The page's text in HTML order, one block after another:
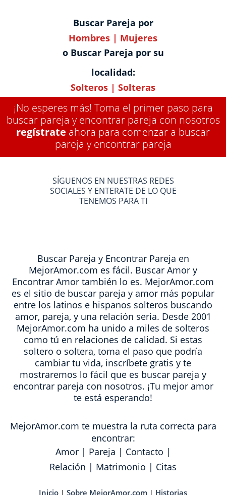
Buscar Pareja por
Hombres | Mujeres
o Buscar Pareja por su
localidad:
Solteros | Solteras
¡No esperes más! Toma el primer paso para
buscar pareja y encontrar pareja con nosotros
regístrate ahora para comenzar a buscar
pareja y encontrar pareja
SÍGUENOS EN NUESTRAS REDES
SOCIALES Y ENTERATE DE LO QUE
TENEMOS PARA TI
Buscar Pareja y Encontrar Pareja en
MejorAmor.com es fácil. Buscar Amor y
Encontrar Amor también lo es. MejorAmor.com
es el sitio de buscar pareja y amor más popular
entre los latinos e hispanos solteros buscando
amor, pareja, y una relación seria. Desde 2001
MejorAmor.com ha unido a miles de solteros
como tú en relaciones de calidad. Si estas
soltero o soltera, toma el paso que podría
cambiar tu vida, inscríbete gratis y te
mostraremos lo fácil que es buscar pareja y
encontrar pareja con nosotros. ¡Tu mejor amor
te está esperando!
MejorAmor.com te muestra la ruta correcta para
encontrar:
Amor| Pareja | Contacto |
Relación | Matrimonio | Citas
Inicio | Sobre MejorAmor.com | Historias